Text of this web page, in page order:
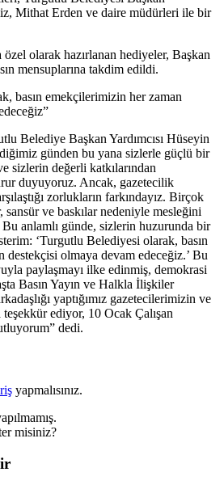
Mithat Erden ve daire müdürleri ile bir
özel olarak hazırlanan hediyeler, Başkan
mensuplarına takdim edildi.
basın emekçilerimizin her zaman
Belediye Başkan Yardımcısı Hüseyin
günden bu yana sizlerle güçlü bir
sizlerin değerli katkılarından
duyuyoruz. Ancak, gazetecilik
zorlukların farkındayız. Birçok
ve baskılar nedeniyle mesleğini
anlamlı günde, sizlerin huzurunda bir
‘Turgutlu Belediyesi olarak, basın
destekçisi olmaya devam edeceğiz.’ Bu
paylaşmayı ilke edinmiş, demokrasi
Basın Yayın ve Halkla İlişkiler
yaptığımız gazetecilerimizin ve
teşekkür ediyor, 10 Ocak Çalışan
dedi.
yapmalısınız.
misiniz?